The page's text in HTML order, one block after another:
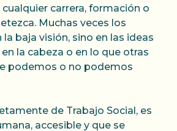
cualquier carrera, formación o
Muchas veces los
baja visión, sino en las ideas
la cabeza o en lo que otras
podemos o no podemos
de Trabajo Social, es
accesible y que se